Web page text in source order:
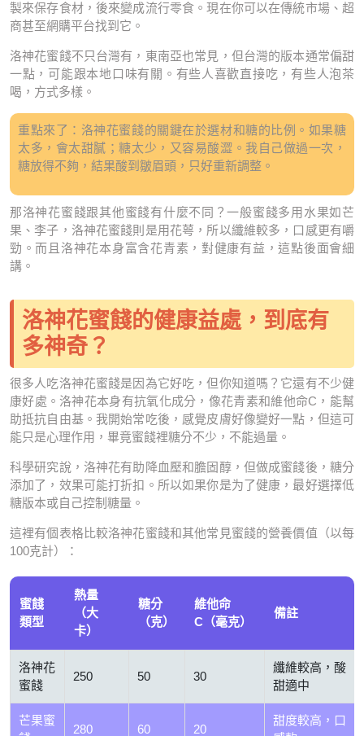
製來保存食材，後來變成流行零食。現在你可以在傳統市場、超
商甚至網購平台找到它。
洛神花蜜餞不只台灣有，東南亞也常見，但台灣的版本通常偏甜
一點，可能跟本地口味有關。有些人喜歡直接吃，有些人泡茶
喝，方式多樣。
重點來了：洛神花蜜餞的關鍵在於選材和糖的比例。如果糖
太多，會太甜膩；糖太少，又容易酸澀。我自己做過一次，
糖放得不夠，結果酸到皺眉頭，只好重新調整。
那洛神花蜜餞跟其他蜜餞有什麼不同？一般蜜餞多用水果如芒
果、李子，洛神花蜜餞則是用花萼，所以纖維較多，口感更有嚼
勁。而且洛神花本身富含花青素，對健康有益，這點後面會細
講。
洛神花蜜餞的健康益處，到底有
多神奇？
很多人吃洛神花蜜餞是因為它好吃，但你知道嗎？它還有不少健
康好處。洛神花本身有抗氧化成分，像花青素和維他命C，能幫
助抵抗自由基。我開始常吃後，感覺皮膚好像變好一點，但這可
能只是心理作用，畢竟蜜餞裡糖分不少，不能過量。
科學研究說，洛神花有助降血壓和膽固醇，但做成蜜餞後，糖分
添加了，效果可能打折扣。所以如果你是为了健康，最好選擇低
糖版本或自己控制糖量。
這裡有個表格比較洛神花蜜餞和其他常見蜜餞的營養價值（以每
100克計）：
蜜餞
類型
熱量
（大
卡）
糖分
（克）
維他命
C（毫克）
備註
洛神花
蜜餞
250 50 30
纖維較高，酸
甜適中
芒果蜜
280 60 20
甜度較高，口